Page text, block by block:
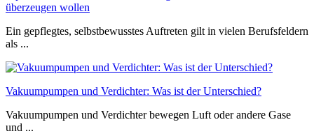
überzeugen wollen
Ein gepflegtes, selbstbewusstes Auftreten gilt in vielen Berufsfeldern
als ...
Vakuumpumpen und Verdichter: Was ist der Unterschied?
Vakuumpumpen und Verdichter bewegen Luft oder andere Gase
und ...